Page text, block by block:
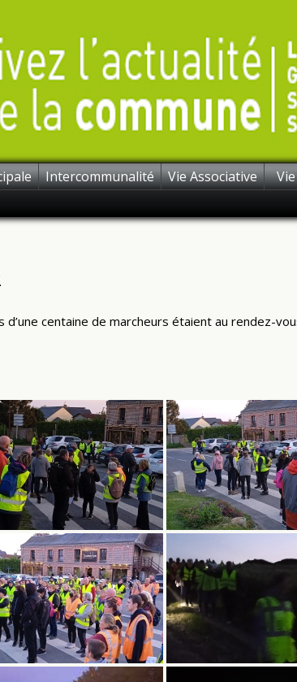
Intercommunalité Vie Associative
centaine de marcheurs étaient au rendez-